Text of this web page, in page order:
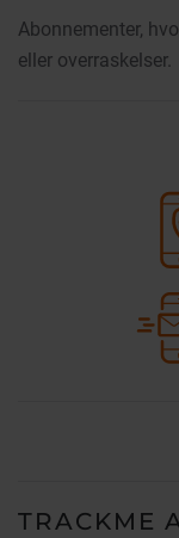
Abonnementer,
eller overraskelser.
TRACKME